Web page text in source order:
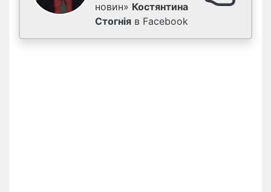
новин» Костянтина
Стогнія в Facebook